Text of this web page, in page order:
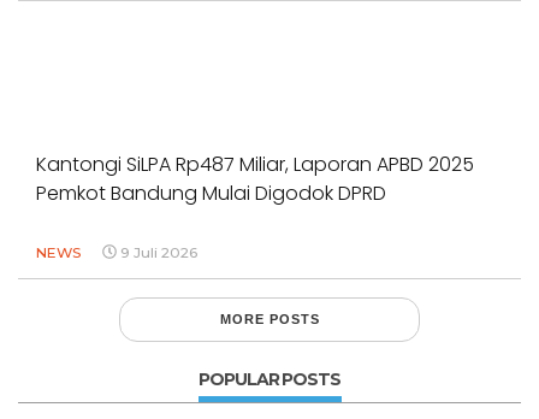
Kantongi SiLPA Rp487 Miliar, Laporan APBD 2025
Pemkot Bandung Mulai Digodok DPRD
NEWS 9 Juli 2026
MORE POSTS
POPULAR POSTS